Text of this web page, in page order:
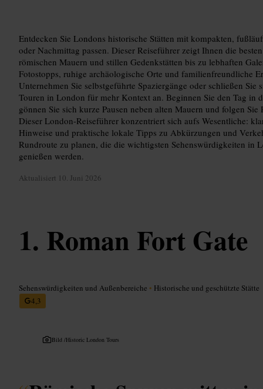
Entdecken Sie Londons historische Stätten mit kompakten,
oder Nachmittag passen. Dieser Reiseführer zeigt Ihnen die
römischen Mauern und stillen Gedenkstätten bis zu lebhaften
Fotostopps, ruhige archäologische Orte und familienfreundliche
Unternehmen Sie selbstgeführte Spaziergänge oder schließen Sie
Touren in London für mehr Kontext an. Beginnen Sie den Tag in
gönnen Sie sich kurze Pausen neben alten Mauern und folgen
Dieser London-Reiseführer konzentriert sich aufs Wesentliche:
Hinweise und praktische lokale Tipps zu Abkürzungen und
Rundroute zu planen, die die wichtigsten Sehenswürdigkeiten in
genießen werden.
Aktualisiert 10. Juni 2026
Roman Fort Gate
Sehenswürdigkeiten und Außenbereiche • Historische und geschützte Stätte
4,3
Bild /Historic London Tours